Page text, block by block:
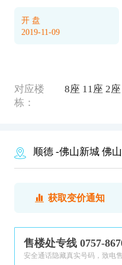
开 盘
2019-11-09
对应楼
栋：
8座 11座 2座
顺德 -佛山新城 佛山新城裕
获取变价通知
售楼处专线 0757-
安全通话隐藏真实号码，致电